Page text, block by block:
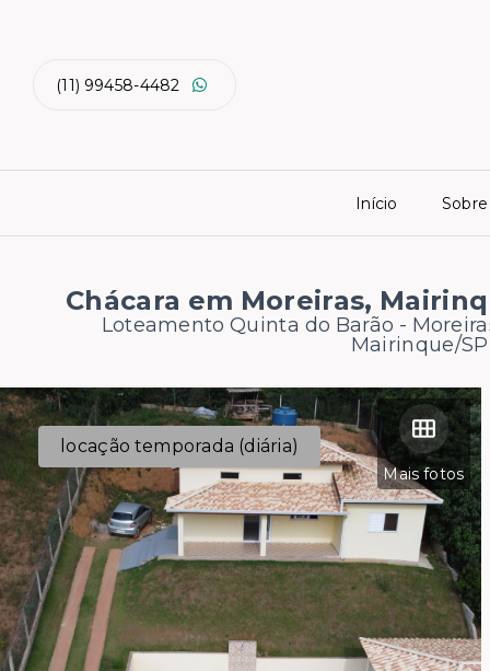
(11) 99458-4482
Início Sobre
Chácara em Moreiras,
Loteamento Quinta do Barão -
Mairinque/SP
Mais fotos
locação temporada (diária)